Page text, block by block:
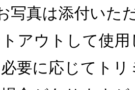
写真は添付いた
アウトして使用
要に応じてト